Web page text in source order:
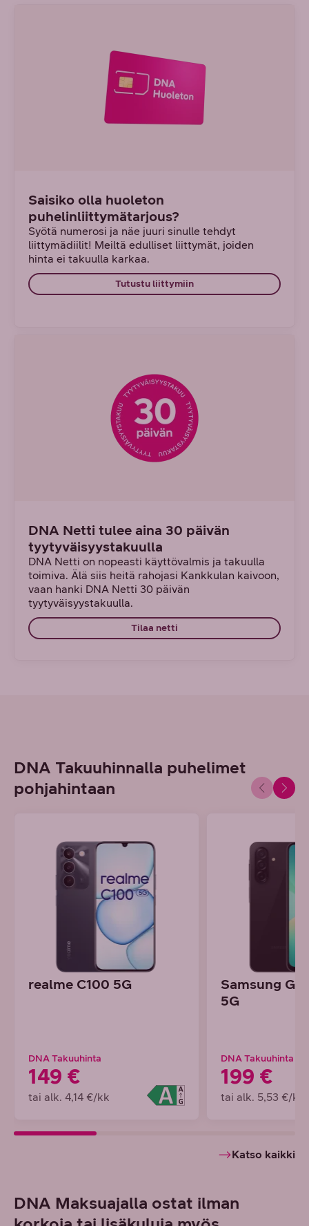
Saisiko olla huoleton
puhelinliittymätarjous?
Syötä numerosi ja näe juuri sinulle tehdyt
liittymädiilit! Meiltä edulliset liittymät, joiden
hinta ei takuulla karkaa.
Tutustu liittymiin
DNA Netti tulee aina 30 päivän
tyytyväisyystakuulla
DNA Netti on nopeasti käyttövalmis ja takuulla
toimiva. Älä siis heitä rahojasi Kankkulan kaivoon,
vaan hanki DNA Netti 30 päivän
tyytyväisyystakuulla.
Tilaa netti
DNA Takuuhinnalla puhelimet
pohjahintaan
realme C100 5G
DNA Takuuhinta
149 €
tai alk. 4,14 €/kk
Samsung
5G
DNA Takuuhinta
199 €
tai alk. 5,53 €/kk
Katso kaikki
DNA Maksuajalla ostat ilman